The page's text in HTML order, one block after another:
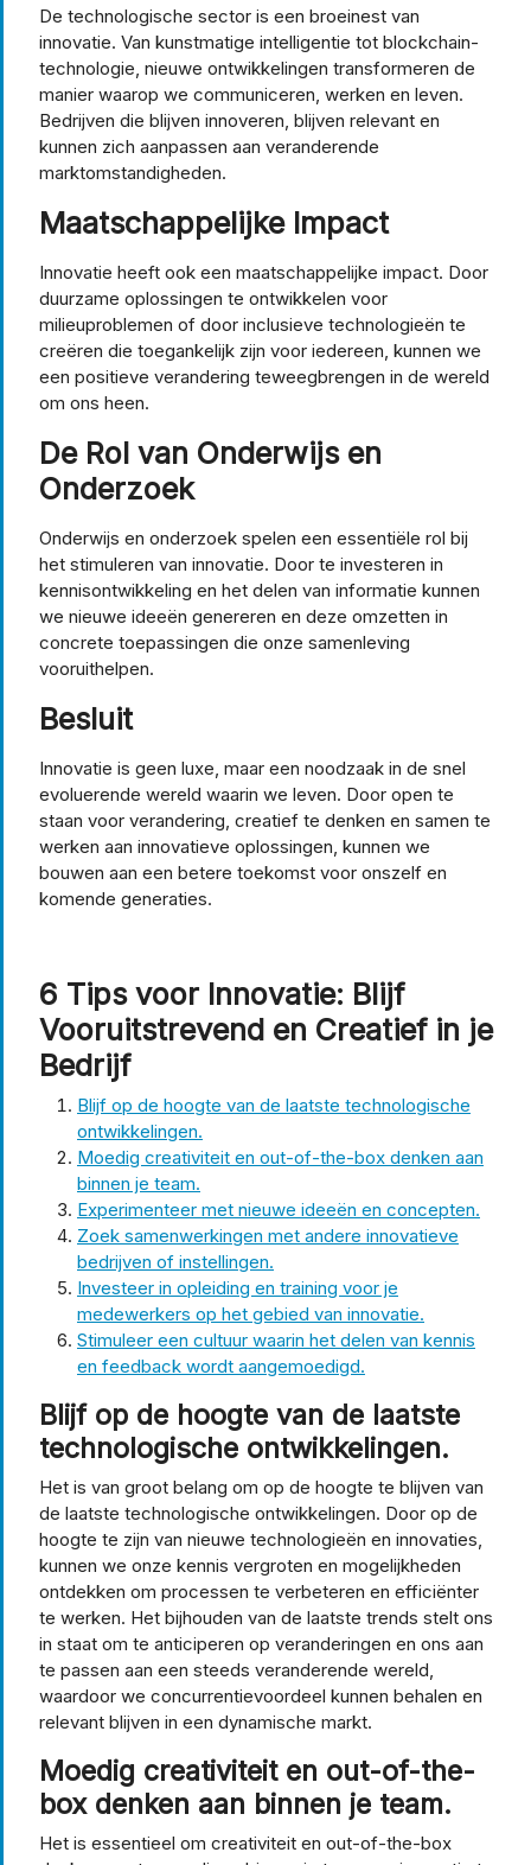
De technologische sector is een broeinest van
innovatie. Van kunstmatige intelligentie tot blockchain-
technologie, nieuwe ontwikkelingen transformeren de
manier waarop we communiceren, werken en leven.
Bedrijven die blijven innoveren, blijven relevant en
kunnen zich aanpassen aan veranderende
marktomstandigheden.
Maatschappelijke Impact
Innovatie heeft ook een maatschappelijke impact. Door
duurzame oplossingen te ontwikkelen voor
milieuproblemen of door inclusieve technologieën te
creëren die toegankelijk zijn voor iedereen, kunnen we
een positieve verandering teweegbrengen in de wereld
om ons heen.
De Rol van Onderwijs en
Onderzoek
Onderwijs en onderzoek spelen een essentiële rol bij
het stimuleren van innovatie. Door te investeren in
kennisontwikkeling en het delen van informatie kunnen
we nieuwe ideeën genereren en deze omzetten in
concrete toepassingen die onze samenleving
vooruithelpen.
Besluit
Innovatie is geen luxe, maar een noodzaak in de snel
evoluerende wereld waarin we leven. Door open te
staan voor verandering, creatief te denken en samen te
werken aan innovatieve oplossingen, kunnen we
bouwen aan een betere toekomst voor onszelf en
komende generaties.
6 Tips voor Innovatie: Blijf
Vooruitstrevend en Creatief in je
Bedrijf
Blijf op de hoogte van de laatste technologische
ontwikkelingen.
Moedig creativiteit en out-of-the-box denken aan
binnen je team.
Experimenteer met nieuwe ideeën en concepten.
Zoek samenwerkingen met andere innovatieve
bedrijven of instellingen.
Investeer in opleiding en training voor je
medewerkers op het gebied van innovatie.
Stimuleer een cultuur waarin het delen van kennis
en feedback wordt aangemoedigd.
Blijf op de hoogte van de laatste
technologische ontwikkelingen.
Het is van groot belang om op de hoogte te blijven van
de laatste technologische ontwikkelingen. Door op de
hoogte te zijn van nieuwe technologieën en innovaties,
kunnen we onze kennis vergroten en mogelijkheden
ontdekken om processen te verbeteren en efficiënter
te werken. Het bijhouden van de laatste trends stelt ons
in staat om te anticiperen op veranderingen en ons aan
te passen aan een steeds veranderende wereld,
waardoor we concurrentievoordeel kunnen behalen en
relevant blijven in een dynamische markt.
Moedig creativiteit en out-of-the-
box denken aan binnen je team.
Het is essentieel om creativiteit en out-of-the-box